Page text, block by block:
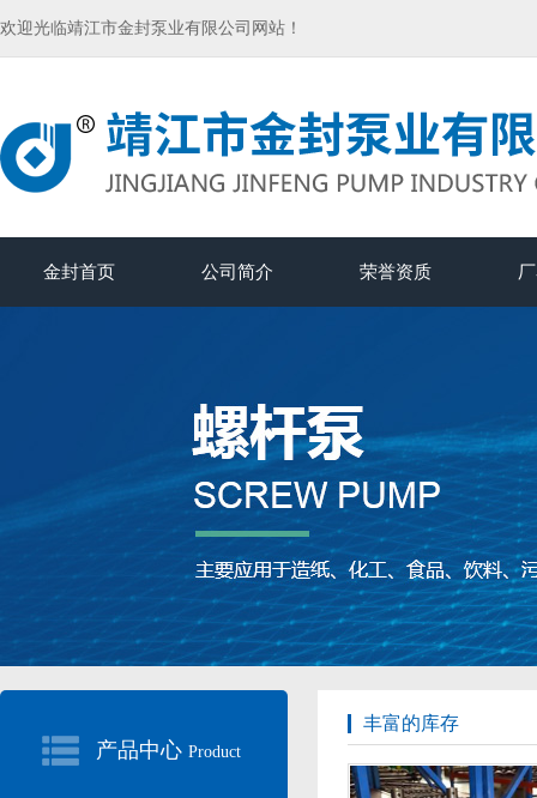
欢迎光临靖江市金封泵业有限公司网站！
金封首页 公司简介 荣誉资质
产品中心 Product
丰富的库存